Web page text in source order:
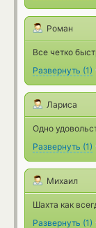
Роман
Все четко
Развернуть (1)
Лариса
Одно
Развернуть (1)
Михаил
Шахта как
Развернуть (1)